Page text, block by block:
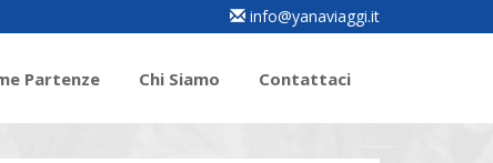
info@yanaviaggi.it
Partenze Chi Siamo Contattaci